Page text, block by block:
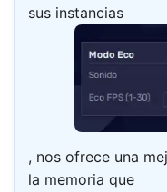
sus instancias
, nos ofrece una
la memoria que